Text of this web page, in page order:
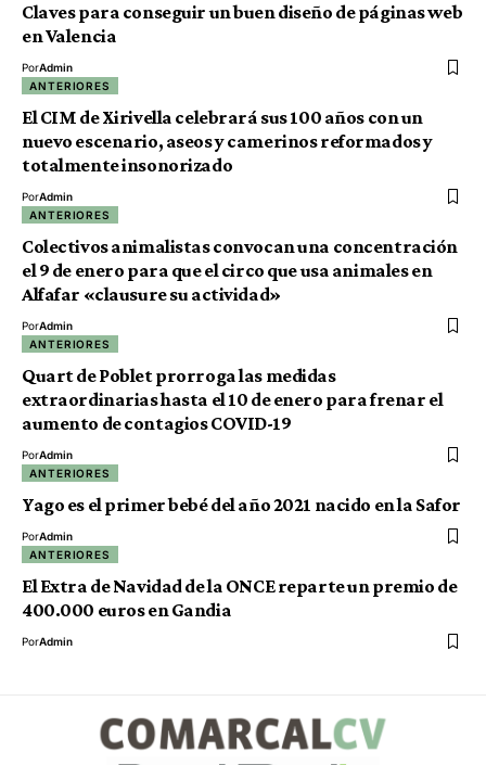
Claves para conseguir un buen diseño de páginas web
en Valencia
PorAdmin
ANTERIORES
El CIM de Xirivella celebrará sus 100 años con un
nuevo escenario, aseos y camerinos reformados y
totalmente insonorizado
PorAdmin
ANTERIORES
Colectivos animalistas convocan una concentración
el 9 de enero para que el circo que usa animales en
Alfafar «clausure su actividad»
PorAdmin
ANTERIORES
Quart de Poblet prorroga las medidas
extraordinarias hasta el 10 de enero para frenar el
aumento de contagios COVID-19
PorAdmin
ANTERIORES
Yago es el primer bebé del año 2021 nacido en la Safor
PorAdmin
ANTERIORES
El Extra de Navidad de la ONCE reparte un premio de
400.000 euros en Gandia
PorAdmin